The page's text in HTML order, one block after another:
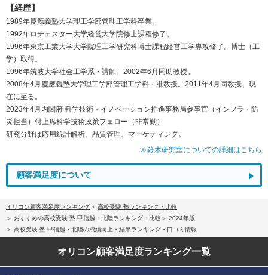
【経歴】
1989年慶應義塾大学理工学部管理工学科卒業。
1992年ロチェスター大学経営大学院修士課程修了。
1996年東京工業大学大学院理工学研究科博士課程経営工学専攻修了。博士（工
学）取得。
1996年筑波大学社会工学系・講師。2002年6月同助教授。
2008年4月慶應義塾大学理工学部管理工学科・准教授。2011年4月同教授、現
在に至る。
2023年4月内閣府 科学技術・イノベーション推進事務局参事官（インフラ・防
災担当）付上席科学技術政策フェロー（非常勤）
研究分野は応用統計解析、品質管理、マーケティング。
≫鈴木研究室についての詳細はこちら
顧客満足度について
オリコン顧客満足度ランキング
高校受験 塾ランキング・比較
おすすめの高校受験 塾 甲信越・北陸ランキング・比較
2024年版
高校受験 塾 甲信越・北陸の成績向上・結果ランキング・口コミ情報
オリコン顧客満足度ランキング一覧